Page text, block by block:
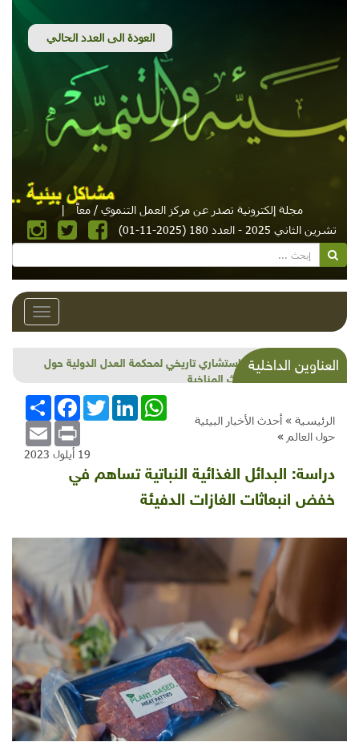
مجلة إلكترونية تصدر عن مركز العمل التنموي / معاً
|
تشرين الثاني 2025 - العدد 180 (2025-11-01)
Toggle
العناوين الداخليةشذرات بيئية وتنموية...بنية تحتية وحلويات قبيحة
وحاكورة ونوبل وزيتون و"سيباط"
الرئيسية » أحدث الأخبار البيئية
حول العالم »
انشر
FacebookTwitterLinkedInWhatsApp
Email Print
19 أيلول 2023
دراسة: البدائل الغذائية النباتية تساهم في
خفض انبعاثات الغازات الدفيئة